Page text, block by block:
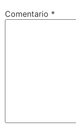
Comentario *